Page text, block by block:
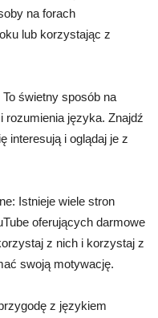
na forach
lub korzystając z
świetny sposób na
rozumienia języka. Znajdź
interesują i oglądaj je z
Istnieje wiele stron
oferujących darmowe
z nich i korzystaj z
swoją motywację.
z językiem